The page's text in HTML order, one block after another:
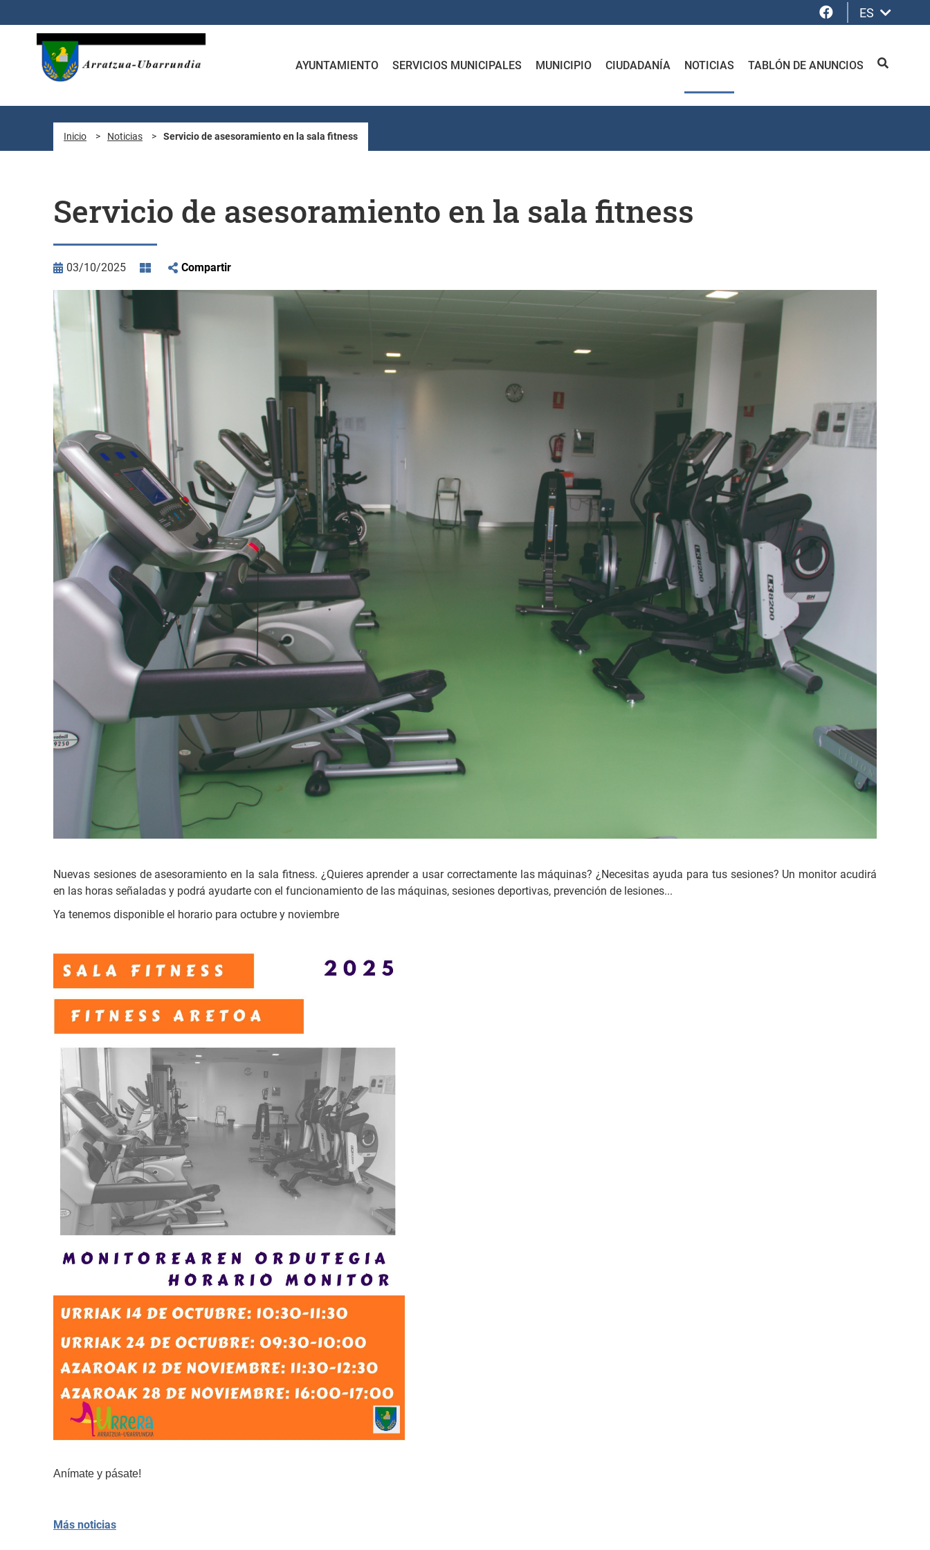
Facebook
ES
AYUNTAMIENTO SERVICIOS MUNICIPALES MUNICIPIO CIUDADANÍA NOTICIAS TABLÓN DE ANUNCIOS BUSCAR
Inicio > Noticias > Servicio de asesoramiento en la sala fitness
Servicio de asesoramiento en la sala fitness
03/10/2025 Compartir
Nuevas sesiones de asesoramiento en la sala fitness. ¿Quieres aprender a usar correctamente las máquinas? ¿Necesitas ayuda para tus sesiones? Un monitor acudirá
en las horas señaladas y podrá ayudarte con el funcionamiento de las máquinas, sesiones deportivas, prevención de lesiones...
Ya tenemos disponible el horario para octubre y noviembre
Anímate y pásate!
Más noticias